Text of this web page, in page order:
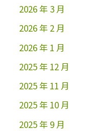
2026 年 3 月
2026 年 2 月
2026 年 1 月
2025 年 12 月
2025 年 11 月
2025 年 10 月
2025 年 9 月